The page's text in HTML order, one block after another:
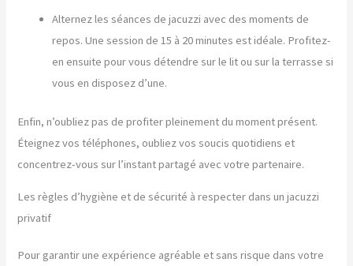
Alternez les séances de jacuzzi avec des moments de
repos. Une session de 15 à 20 minutes est idéale. Profitez-
en ensuite pour vous détendre sur le lit ou sur la terrasse si
vous en disposez d’une.
Enfin, n’oubliez pas de profiter pleinement du moment présent.
Éteignez vos téléphones, oubliez vos soucis quotidiens et
concentrez-vous sur l’instant partagé avec votre partenaire.
Les règles d’hygiène et de sécurité à respecter dans un jacuzzi
privatif
Pour garantir une expérience agréable et sans risque dans votre